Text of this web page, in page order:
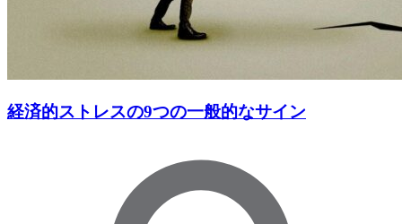
経済的ストレスの9つの一般的なサイン